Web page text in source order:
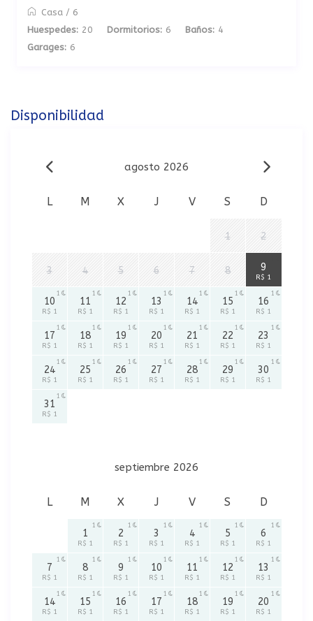
Casa / 6
Huespedes: 20 Dormitorios: 6 Baños: 4
Garages: 6
Disponibilidad
agosto 2026
L M X J V S D
1 2
3 4 5 6 7 8 9
R$ 1
10
R$ 1
1
11
R$ 1
1
12
R$ 1
1
13
R$ 1
1
14
R$ 1
1
15
R$ 1
1
16
R$ 1
1
17
R$ 1
1
18
R$ 1
1
19
R$ 1
1
20
R$ 1
1
21
R$ 1
1
22
R$ 1
1
23
R$ 1
1
24
R$ 1
1
25
R$ 1
1
26
R$ 1
1
27
R$ 1
1
28
R$ 1
1
29
R$ 1
1
30
R$ 1
1
31
R$ 1
1
septiembre 2026
L M X J V S D
1
R$ 1
1
2
R$ 1
1
3
R$ 1
1
4
R$ 1
1
5
R$ 1
1
6
R$ 1
1
7
R$ 1
1
8
R$ 1
1
9
R$ 1
1
10
R$ 1
1
11
R$ 1
1
12
R$ 1
1
13
R$ 1
1
14
R$ 1
1
15
R$ 1
1
16
R$ 1
1
17
R$ 1
1
18
R$ 1
1
19
R$ 1
1
20
R$ 1
1